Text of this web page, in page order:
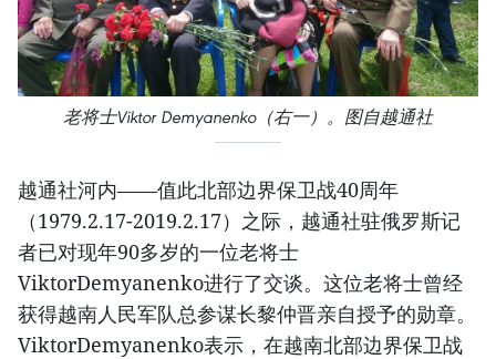
老将士Viktor Demyanenko（右一）。图自越通社
越通社河内——值此北部边界保卫战40周年
（1979.2.17-2019.2.17）之际，越通社驻俄罗斯记
者已对现年90多岁的一位老将士
ViktorDemyanenko进行了交谈。这位老将士曾经
获得越南人民军队总参谋长黎仲晋亲自授予的勋章。
ViktorDemyanenko表示，在越南北部边界保卫战